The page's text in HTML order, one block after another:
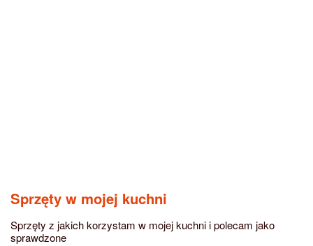
Sprzęty w mojej kuchni
Sprzęty z jakich korzystam w mojej kuchni i polecam jako
sprawdzone